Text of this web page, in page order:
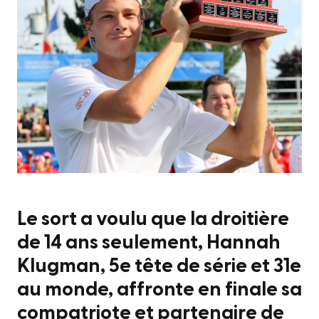
Le sort a voulu que la droitière
de 14 ans seulement, Hannah
Klugman, 5e tête de série et 31e
au monde, affronte en finale sa
compatriote et partenaire de